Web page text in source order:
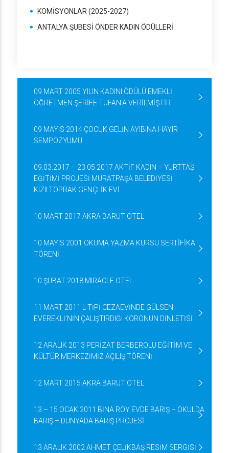
KOMİSYONLAR (2025-2027)
ANTALYA ŞUBESİ ÖNDER KADIN ÖDÜLLERİ
09 MART 2005 YILIN KADINI ÖDÜLÜ EMEKLİ
ÖĞRETMEN ŞERİFE TUFAN’A VERİLMİŞTİR
09 MAYIS 2014 ÇOCUK GELİN AYIBINA HAYIR
SEMPOZYUMU
09.03.2017 – 23.05 2017 AKTİF KADIN – YURTTAŞ
EĞİTİMİ PROJESİ MURATPAŞA BELEDİYESİ
KIZILTOPRAK GENÇLİK EVİ
10 MART 2017 AKRA BARUT OTEL
10 MAYIS 2001 OKUMA YAZMA KURSU SERTİFİKA
TÖRENİ
10 ŞUBAT 2018 MIRACLE OTEL
11 MART 2011 L TİPİ CEZAEVİNDE GÜLSEN
EVEREKLİ’NİN ÇALIŞTIRDIĞI KORONUN DİNLETİSİ
12 ARALIK 2013 PERİZAT BERBEROLU EĞİTİM VE
KÜLTÜR MERKEZİMİZ AÇILIŞ TÖRENİ
12 MART 2015 AKRA BARUT OTEL
13 – 15 OCAK 2011 BİNA ROY EVDE BARIŞ – OKULDA
BARIŞ – DÜNYADA BARIŞ PROJESİ
13 ARALIK 2002 AHMET ÇELİKBAŞ RESİM SERGİSİ